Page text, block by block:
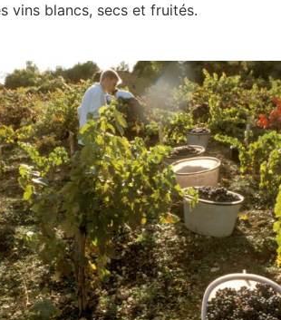
vins blancs, secs et fruités.